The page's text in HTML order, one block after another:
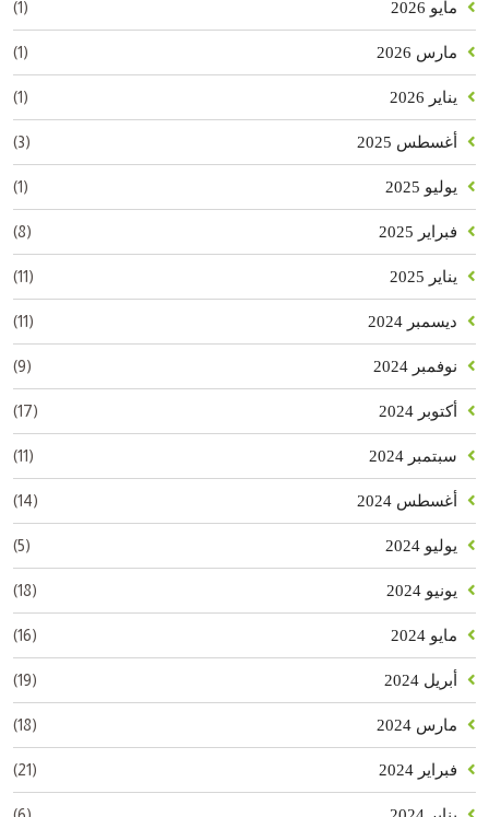
مايو 2026 (1)
مارس 2026 (1)
يناير 2026 (1)
أغسطس 2025 (3)
يوليو 2025 (1)
فبراير 2025 (8)
يناير 2025 (11)
ديسمبر 2024 (11)
نوفمبر 2024 (9)
أكتوبر 2024 (17)
سبتمبر 2024 (11)
أغسطس 2024 (14)
يوليو 2024 (5)
يونيو 2024 (18)
مايو 2024 (16)
أبريل 2024 (19)
مارس 2024 (18)
فبراير 2024 (21)